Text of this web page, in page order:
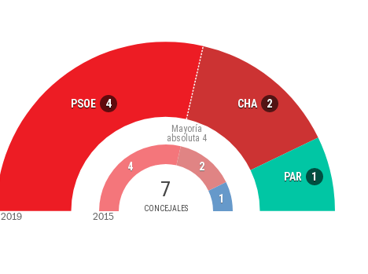
PSOE 4 CHA 2
PAR 1
7
CONCEJALES
Mayoría
absoluta 4
4 2
1
2019 2015